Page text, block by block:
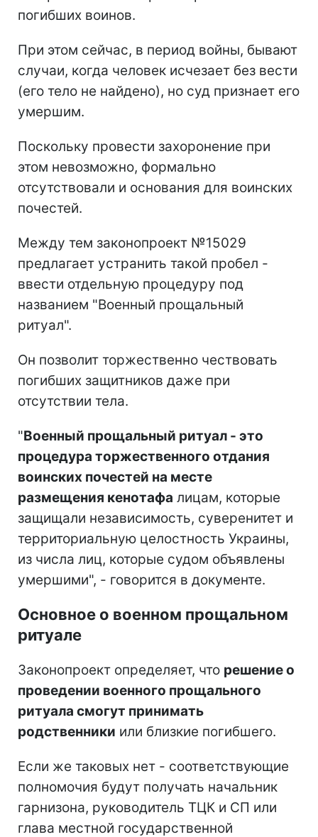
погибших воинов.
При этом сейчас, в период войны, бывают
случаи, когда человек исчезает без вести
(его тело не найдено), но суд признает его
умершим.
Поскольку провести захоронение при
этом невозможно, формально
отсутствовали и основания для воинских
почестей.
Между тем законопроект №15029
предлагает устранить такой пробел -
ввести отдельную процедуру под
названием "Военный прощальный
ритуал".
Он позволит торжественно чествовать
погибших защитников даже при
отсутствии тела.
"Военный прощальный ритуал - это
процедура торжественного отдания
воинских почестей на месте
размещения кенотафа лицам, которые
защищали независимость, суверенитет и
территориальную целостность Украины,
из числа лиц, которые судом объявлены
умершими", - говорится в документе.
Основное о военном прощальном
ритуале
Законопроект определяет, что решение о
проведении военного прощального
ритуала смогут принимать
родственники или близкие погибшего.
Если же таковых нет - соответствующие
полномочия будут получать начальник
гарнизона, руководитель ТЦК и СП или
глава местной государственной